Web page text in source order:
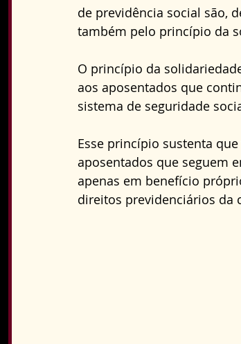
de previdência social são,
também pelo princípio da
O princípio da
aos aposentados que
sistema de seguridade
Esse princípio sustenta
aposentados que seguem
apenas em benefício
direitos previdenciários da